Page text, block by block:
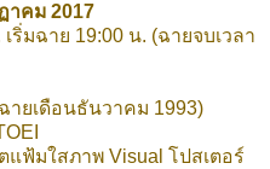
าคม 2017
เริ่มฉาย 19:00 น. (ฉายจบเวลา
ายเดือนธันวาคม 1993)
แฟ้มใสภาพ Visual โปสเตอร์